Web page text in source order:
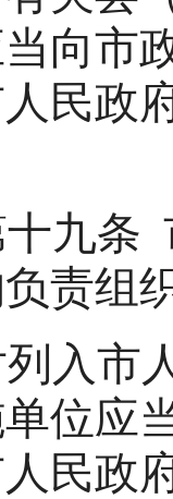
向市
民政
九条
责组
市人
位应
民政